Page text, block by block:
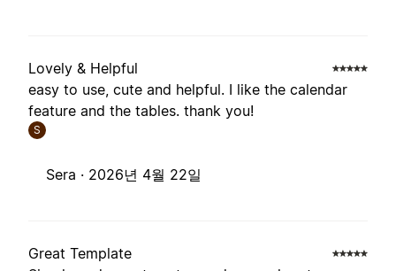
Lovely & Helpful
easy to use, cute and helpful. I like the calendar
feature and the tables. thank you!
S
Sera · 2026년 4월 22일
Great Template